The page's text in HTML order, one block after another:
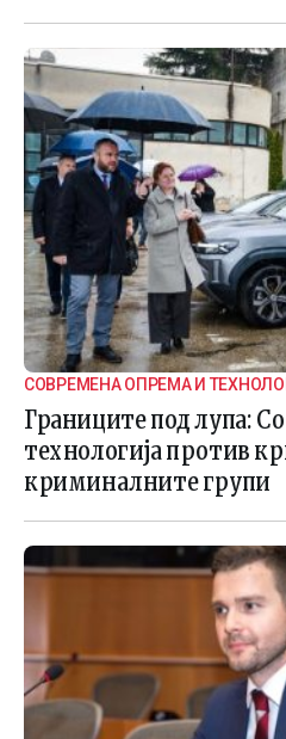
СОВРЕМЕНА ОПРЕМА И
ГРАНИЧНАТА БЕЗБЕДНОСТ
Границите под лупа:
технологија против
криминалните групи